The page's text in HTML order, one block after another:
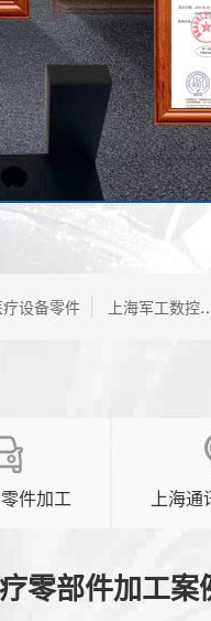
疗设备零件 上海军工数控加工
件加工 上海通
零部件加工案